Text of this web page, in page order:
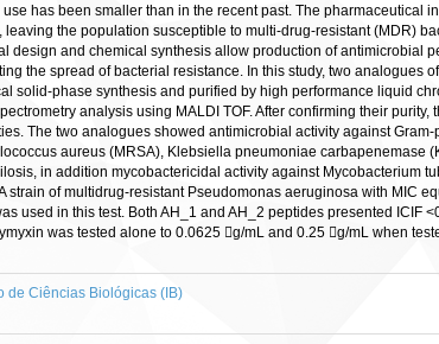
use has been smaller than in the recent past. The pharmaceutical
leaving the population susceptible to multi-drug-resistant (MDR)
design and chemical synthesis allow production of antimicrobial
the spread of bacterial resistance. In this study, two
solid-phase synthesis and purified by high performance liquid
analysis using MALDI TOF. After confirming their
The two analogues showed antimicrobial activity against
aureus (MRSA), Klebsiella pneumoniae carbapenemase
in addition mycobactericidal activity against Mycobacterium
strain of multidrug-resistant Pseudomonas aeruginosa with MIC
used in this test. Both AH_1 and AH_2 peptides presented ICIF
was tested alone to 0.0625 g/mL and 0.25 g/mL when
de Ciências Biológicas (IB)